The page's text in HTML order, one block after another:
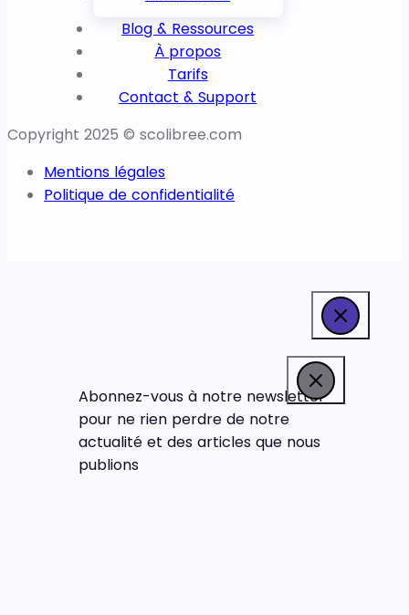
Blog & Ressources
À propos
Tarifs
Contact & Support
Copyright 2025 © scolibree.com
Mentions légales
Politique de confidentialité
Abonnez-vous à notre newsletter
pour ne rien perdre de notre
actualité et des articles que nous
publions